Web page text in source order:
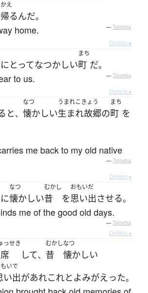
かえ
帰るんだ。
home. — Tatoeba
Details ▸
にとってなつかしい
まち
町 だ。
to us. — Tatoeba
Details ▸
と、
なつ
懐かしい
うまれこきょう
生まれ故郷の
まち
町 を
me back to my old native
— Tatoeba
Details ▸
に
なつ
懐かしい
むかし
昔 を
おもいだ
思い出させる。
me of the good old days.
— Tatoeba
Details ▸
っせき
して、
むかし
昔
なつ
懐かしい
いで
い出があれこれとよみがえった。